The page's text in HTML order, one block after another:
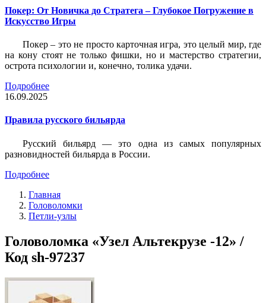
Покер: От Новичка до Стратега – Глубокое Погружение в
Искусство Игры
Покер – это не просто карточная игра, это целый мир, где
на кону стоят не только фишки, но и мастерство стратегии,
острота психологии и, конечно, толика удачи.
Подробнее
16.09.2025
Правила русского бильярда
Русский бильярд — это одна из самых популярных
разновидностей бильярда в России.
Подробнее
Главная
Головоломки
Петли-узлы
Головоломка «Узел Альтекрузе -12» /
Код sh-97237